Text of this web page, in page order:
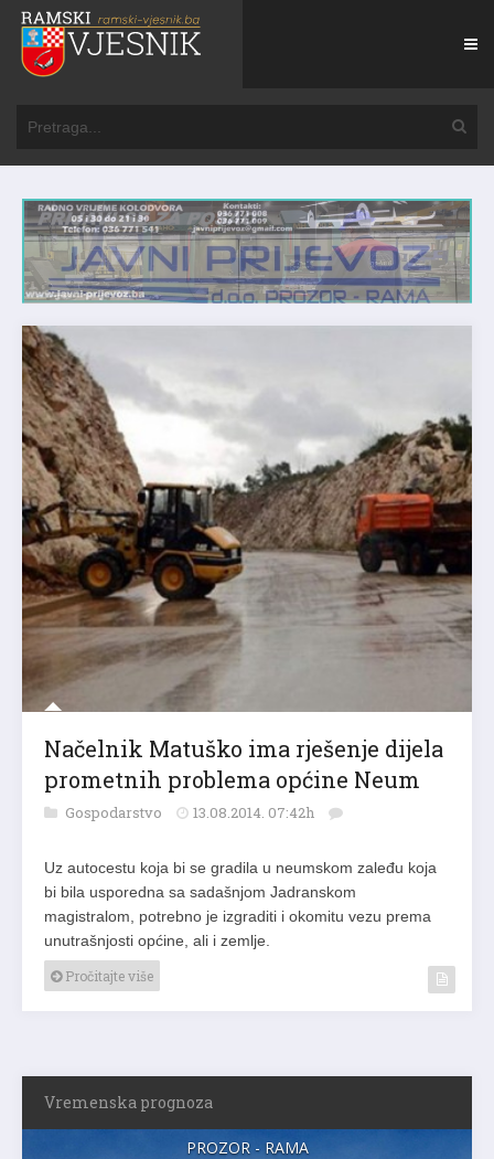
Načelnik Matuško ima rješenje dijela
prometnih problema općine Neum
Gospodarstvo 13.08.2014. 07:42h
Uz autocestu koja bi se gradila u neumskom zaleđu koja
bi bila usporedna sa sadašnjom Jadranskom
magistralom, potrebno je izgraditi i okomitu vezu prema
unutrašnjosti općine, ali i zemlje.
Pročitajte više
Vremenska prognoza
PROZOR - RAMA